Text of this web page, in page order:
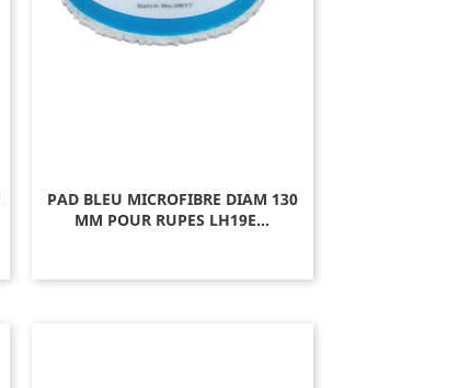
PAD BLEU MICROFIBRE DIAM 130
MM POUR RUPES LH19E...